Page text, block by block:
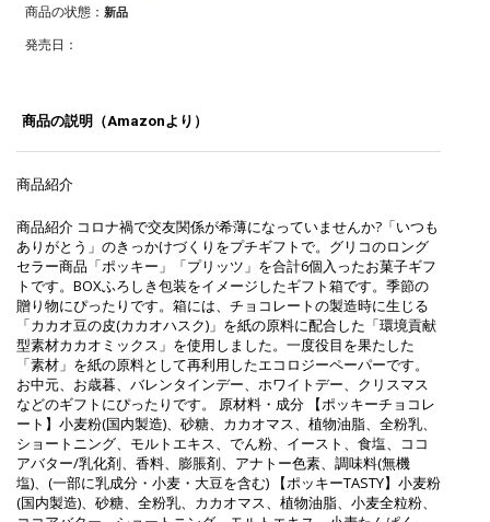
商品の状態： 新品
発売日：
商品の説明（Amazonより）
商品紹介
商品紹介 コロナ禍で交友関係が希薄になっていませんか?「いつも
ありがとう」のきっかけづくりをプチギフトで。グリコのロング
セラー商品「ポッキー」「プリッツ」を合計6個入ったお菓子ギフ
トです。BOXふろしき包装をイメージしたギフト箱です。季節の
贈り物にぴったりです。箱には、チョコレートの製造時に生じる
「カカオ豆の皮(カカオハスク)」を紙の原料に配合した「環境貢献
型素材カカオミックス」を使用しました。一度役目を果たした
「素材」を紙の原料として再利用したエコロジーペーパーです。
お中元、お歳暮、バレンタインデー、ホワイトデー、クリスマス
などのギフトにぴったりです。 原材料・成分 【ポッキーチョコレ
ート】小麦粉(国内製造)、砂糖、カカオマス、植物油脂、全粉乳、
ショートニング、モルトエキス、でん粉、イースト、食塩、ココ
アバター/乳化剤、香料、膨脹剤、アナトー色素、調味料(無機
塩)、(一部に乳成分・小麦・大豆を含む) 【ポッキーTASTY】小麦粉
(国内製造)、砂糖、全粉乳、カカオマス、植物油脂、小麦全粒粉、